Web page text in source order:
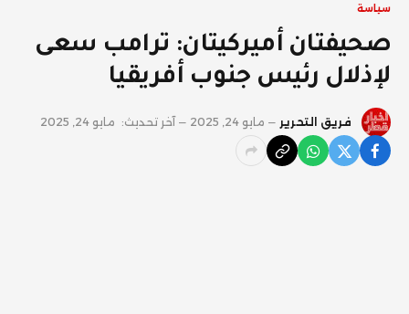
سياسة
صحيفتان أميركيتان: ترامب سعى
لإذلال رئيس جنوب أفريقيا
فريق التحرير مايو 24, 2025 آخر تحديث: مايو 24, 2025